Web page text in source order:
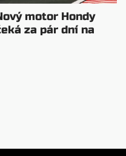
motor Hondy
za pár dní na